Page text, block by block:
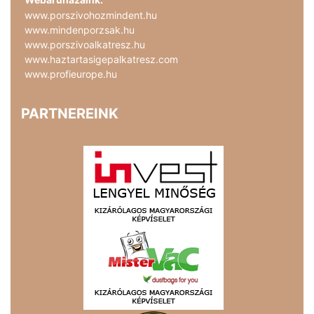
www.porszivohozmindent.hu
www.mindenporzsak.hu
www.porszivoalkatresz.hu
www.haztartasigepalkatresz.com
www.profieurope.hu
PARTNEREINK